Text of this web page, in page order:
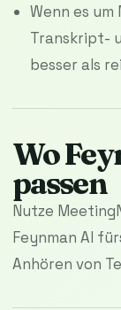
Wenn es
Transkript-
besser als
Wo
passen
Nutze
Feynman AI
Anhören von